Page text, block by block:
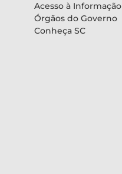
Acesso à Informação
Órgãos do Governo
Conheça SC